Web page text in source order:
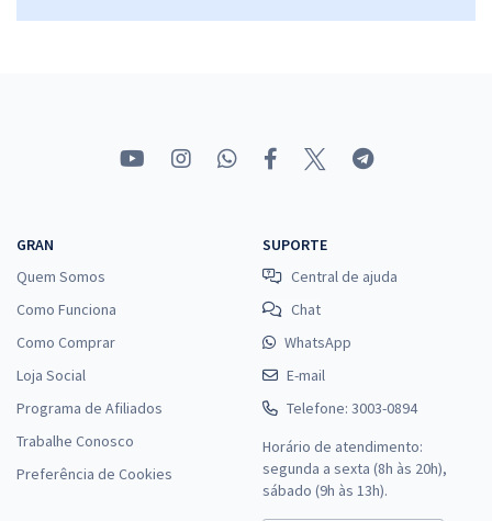
GRAN
Quem Somos
Como Funciona
Como Comprar
Loja Social
Programa de Afiliados
Trabalhe Conosco
Preferência de Cookies
SUPORTE
Central de ajuda
Chat
WhatsApp
E-mail
Telefone: 3003-0894
Horário de atendimento:
segunda a sexta (8h às 20h),
sábado (9h às 13h).